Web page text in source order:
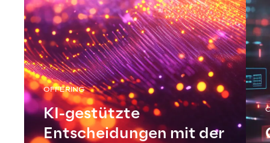
OFFERING
KI-gestützte
Entscheidungen mit der